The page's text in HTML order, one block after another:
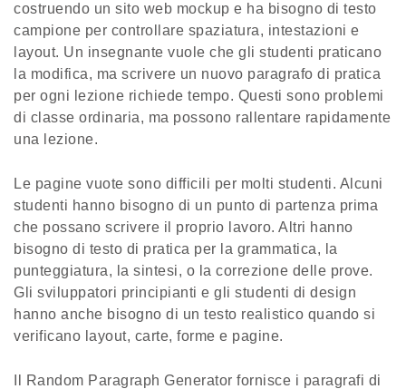
costruendo un sito web mockup e ha bisogno di testo
campione per controllare spaziatura, intestazioni e
layout. Un insegnante vuole che gli studenti praticano
la modifica, ma scrivere un nuovo paragrafo di pratica
per ogni lezione richiede tempo. Questi sono problemi
di classe ordinaria, ma possono rallentare rapidamente
una lezione.
Le pagine vuote sono difficili per molti studenti. Alcuni
studenti hanno bisogno di un punto di partenza prima
che possano scrivere il proprio lavoro. Altri hanno
bisogno di testo di pratica per la grammatica, la
punteggiatura, la sintesi, o la correzione delle prove.
Gli sviluppatori principianti e gli studenti di design
hanno anche bisogno di un testo realistico quando si
verificano layout, carte, forme e pagine.
Il Random Paragraph Generator fornisce i paragrafi di